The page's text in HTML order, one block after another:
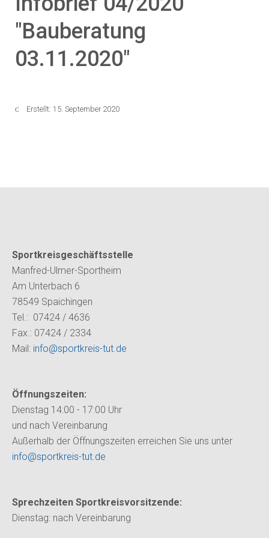
"Bauberatung
03.11.2020"
Erstellt: 15. September 2020
Sportkreisgeschäftsstelle
Manfred-Ulmer-Sportheim
Am Unterbach 6
78549 Spaichingen
Tel.: 07424 / 4636
Fax.: 07424 / 2334
Mail: info@sportkreis-tut.de
Öffnungszeiten:
Dienstag 14:00 - 17:00 Uhr
und nach Vereinbarung
Außerhalb der Öffnungszeiten erreichen Sie uns unter
info@sportkreis-tut.de
Sprechzeiten Sportkreisvorsitzende:
Dienstag: nach Vereinbarung